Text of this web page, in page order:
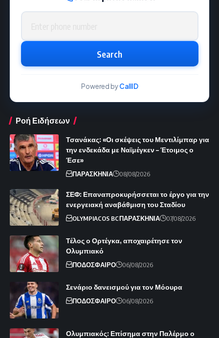
Phone number
Search
Powered byCallID
Ροή Ειδήσεων
Τσανάκας: «Οι σκέψεις του Μεντιλίμπαρ για
την ενδεκάδα με Ναϊμέγκεν – Έτοιμος ο
Έσε»
ΠΑΡΑΣΚΗΝΙΑ 08/08/2026
ΣΕΦ: Επαναπροκυρήσσεται το έργο για την
ενεργειακή αναβάθμιση του Σταδίου
OLYMPIACOS BCΠΑΡΑΣΚΗΝΙΑ 07/08/2026
Τέλος ο Ορτέγκα, αποχαιρέτησε τον
Ολυμπιακό
ΠΟΔΟΣΦΑΙΡΟ 06/08/2026
Σενάριο δανεισμού για τον Μόουρα
ΠΟΔΟΣΦΑΙΡΟ 06/08/2026
Ολυμπιακός: Επίσημα στην Παλέρμο ο